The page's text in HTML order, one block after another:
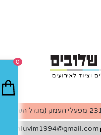
k.shluvim1994@gmail.com
0